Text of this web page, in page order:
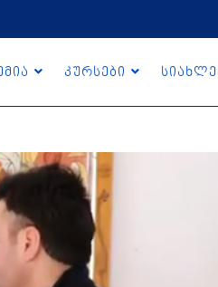
კურსები